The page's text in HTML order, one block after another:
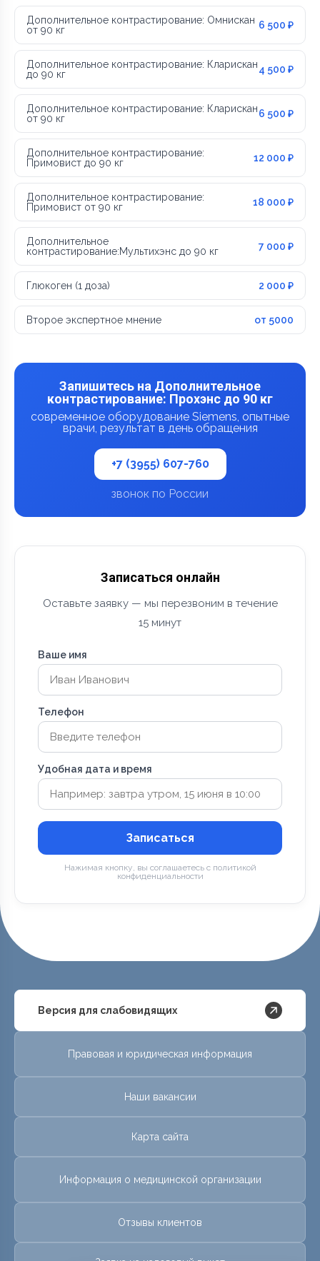
Дополнительное контрастирование: Омнискан
от 90 кг
6 500 ₽
Дополнительное контрастирование: Кларискан
до 90 кг
4 500 ₽
Дополнительное контрастирование: Кларискан
от 90 кг
6 500 ₽
Дополнительное контрастирование:
Примовист до 90 кг
12 000 ₽
Дополнительное контрастирование:
Примовист от 90 кг
18 000 ₽
Дополнительное
контрастирование:Мультихэнс до 90 кг
7 000 ₽
Глюкоген (1 доза) 2 000 ₽
Второе экспертное мнение от 5000
Запишитесь на Дополнительное
контрастирование: Прохэнс до 90 кг
современное оборудование Siemens, опытные
врачи, результат в день обращения
+7 (3955) 607-760
звонок по России
Записаться онлайн
Оставьте заявку — мы перезвоним в течение
15 минут
Ваше имя
Телефон
Удобная дата и время
Записаться
Нажимая кнопку, вы соглашаетесь с политикой
конфиденциальности
Версия для слабовидящих
Правовая и юридическая информация
Наши вакансии
Карта сайта
Информация о медицинской организации
Отзывы клиентов